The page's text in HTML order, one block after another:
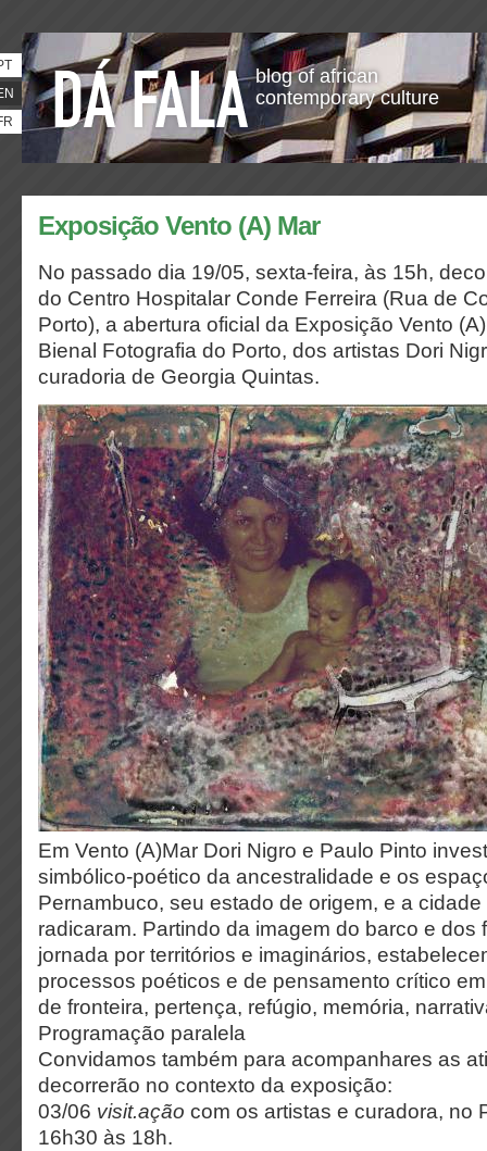
blog of african
contemporary culture
Exposição Vento (A) Mar
No passado dia 19/05, sexta-feira, às 15h,
do Centro Hospitalar Conde Ferreira (Rua de
Porto), a abertura oficial da Exposição Vento
Bienal Fotografia do Porto, dos artistas Dori
curadoria de Georgia Quintas.
Em Vento (A)Mar Dori Nigro e Paulo Pinto
simbólico-poético da ancestralidade e os
Pernambuco, seu estado de origem, e a
radicaram. Partindo da imagem do barco e dos
jornada por territórios e imaginários,
processos poéticos e de pensamento crítico
de fronteira, pertença, refúgio, memória,
Programação paralela
Convidamos também para acompanhares as
decorrerão no contexto da exposição:
03/06 visit.ação com os artistas e curadora, no
16h30 às 18h.